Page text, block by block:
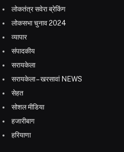
लोकतंत्र सवेरा ब्रेकिंग
लोकसभा चुनाव 2024
व्यापार
संपादकीय
सरायकेला
सरायकेला – खरसावां NEWS
सेहत
सोशल मीडिया
हजारीबाग
हरियाणा